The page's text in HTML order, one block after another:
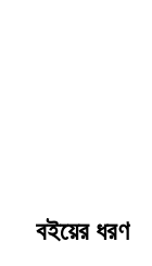
বইয়ের ধরণ